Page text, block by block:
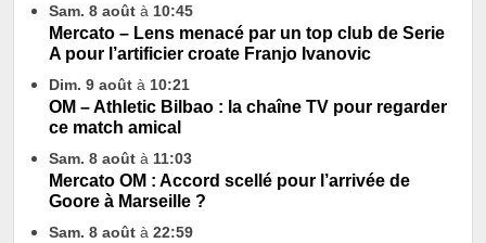
Sam. 8 août à 10:45
Mercato – Lens menacé par un top club de Serie
A pour l’artificier croate Franjo Ivanovic
Dim. 9 août à 10:21
OM – Athletic Bilbao : la chaîne TV pour regarder
ce match amical
Sam. 8 août à 11:03
Mercato OM : Accord scellé pour l’arrivée de
Goore à Marseille ?
Sam. 8 août à 22:59